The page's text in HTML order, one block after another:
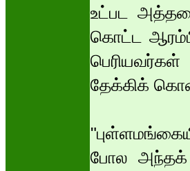
உட்பட
கொட்ட
தேக்கிக்
போல அந்தக்